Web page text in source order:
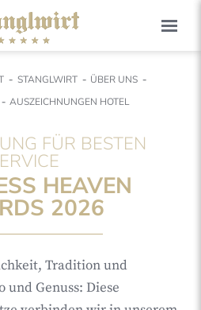
STANGLWIRT
ÜBER UNS
AUSZEICHNUNGEN HOTEL
FÜR BESTEN
HEAVEN
2026
Tradition und
Genuss: Diese